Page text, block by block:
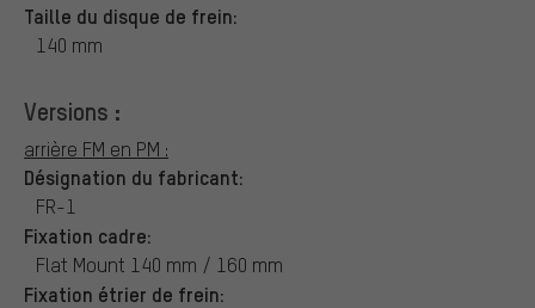
Taille du disque de frein:
140 mm
Versions :
arrière FM en PM :
Désignation du fabricant:
FR-1
Fixation cadre:
Flat Mount 140 mm / 160 mm
Fixation étrier de frein: